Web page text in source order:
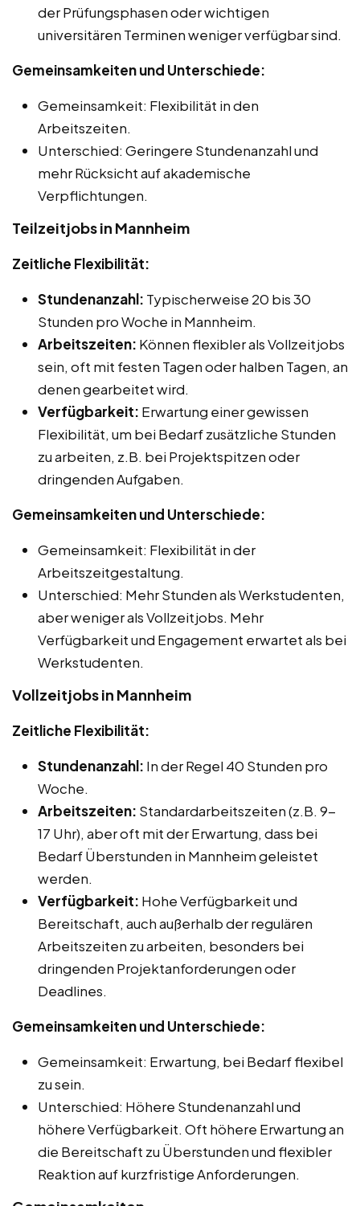
der Prüfungsphasen oder wichtigen
universitären Terminen weniger verfügbar sind.
Gemeinsamkeiten und Unterschiede:
Gemeinsamkeit: Flexibilität in den
Arbeitszeiten.
Unterschied: Geringere Stundenanzahl und
mehr Rücksicht auf akademische
Verpflichtungen.
Teilzeitjobs in Mannheim
Zeitliche Flexibilität:
Stundenanzahl: Typischerweise 20 bis 30
Stunden pro Woche in Mannheim.
Arbeitszeiten: Können flexibler als Vollzeitjobs
sein, oft mit festen Tagen oder halben Tagen, an
denen gearbeitet wird.
Verfügbarkeit: Erwartung einer gewissen
Flexibilität, um bei Bedarf zusätzliche Stunden
zu arbeiten, z.B. bei Projektspitzen oder
dringenden Aufgaben.
Gemeinsamkeiten und Unterschiede:
Gemeinsamkeit: Flexibilität in der
Arbeitszeitgestaltung.
Unterschied: Mehr Stunden als Werkstudenten,
aber weniger als Vollzeitjobs. Mehr
Verfügbarkeit und Engagement erwartet als bei
Werkstudenten.
Vollzeitjobs in Mannheim
Zeitliche Flexibilität:
Stundenanzahl: In der Regel 40 Stunden pro
Woche.
Arbeitszeiten: Standardarbeitszeiten (z.B. 9-
17 Uhr), aber oft mit der Erwartung, dass bei
Bedarf Überstunden in Mannheim geleistet
werden.
Verfügbarkeit: Hohe Verfügbarkeit und
Bereitschaft, auch außerhalb der regulären
Arbeitszeiten zu arbeiten, besonders bei
dringenden Projektanforderungen oder
Deadlines.
Gemeinsamkeiten und Unterschiede:
Gemeinsamkeit: Erwartung, bei Bedarf flexibel
zu sein.
Unterschied: Höhere Stundenanzahl und
höhere Verfügbarkeit. Oft höhere Erwartung an
die Bereitschaft zu Überstunden und flexibler
Reaktion auf kurzfristige Anforderungen.